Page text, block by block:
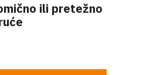
ili pretežno